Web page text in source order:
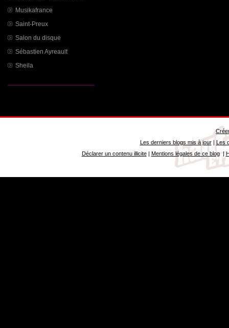
Musikafrance
Saint-Preux
Salon du disque
Sébastien Ayreault
Sheila
Les derniers blogs mis à jour| Les
Déclarer un contenu illicite| Mentions légales de ce blog|